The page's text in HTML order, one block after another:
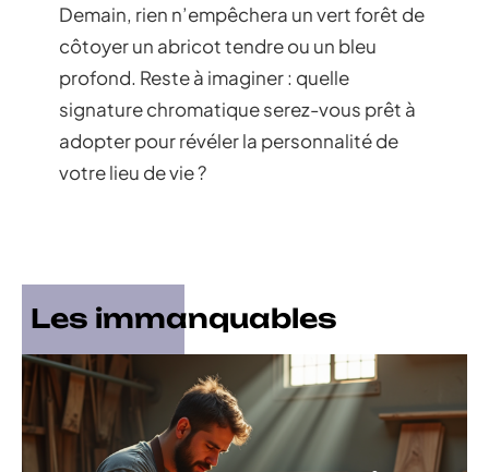
Demain, rien n’empêchera un vert forêt de
côtoyer un abricot tendre ou un bleu
profond. Reste à imaginer : quelle
signature chromatique serez-vous prêt à
adopter pour révéler la personnalité de
votre lieu de vie ?
Les immanquables